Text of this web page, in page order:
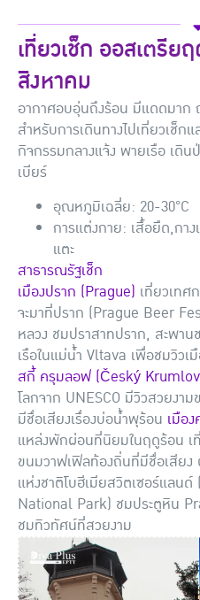
เที่ยวเช็ก ออสเตรี
สิงหาคม
อากาศอบอุ่นถึงร้อน มีแดดมาก
สำหรับการเดินทางไปเที่ยวเช็ก
กิจกรรมกลางแจ้ง พายเรือ เดิ
เบียร์
อุณหภูมิเฉลี่ย: 20-30°C
การแต่งกาย: เสื้อยืด,กาง
แตะ
สาธารณรัฐเช็ก
เมืองปราก (Prague) เที่ยวเทศ
จะมาที่ปราก (Prague Beer
หลวง ชมปราสาทปราก, สะพาน
เรือในแม่น้ำ Vltava เพื่อชมวิวเ
สกี้ ครุมลอฟ (Český
โลกจาก UNESCO มีวิวสวยงา
มีชื่อเสียงเรื่องบ่อน้ำพุร้อน เมือ
แหล่งพักผ่อนที่นิยมในฤดูร้อน
ขนมวาฟเฟิลท้องถิ่นที่มีชื่อเสีย
แห่งชาติโบฮีเมียสวิตเซอร์แลน
National Park) ชมประตูหิน
ชมทิวทัศน์ที่สวยงาม